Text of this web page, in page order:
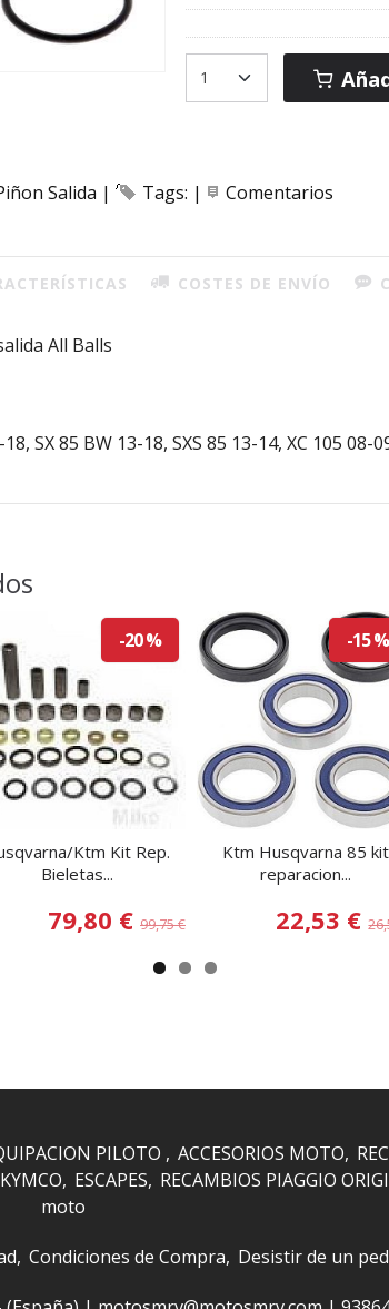
Salida | Tags: | Comentarios
COSTES DE ENVÍO
All Balls
SX 85 BW 13-18, SXS 85 13-14, XC 105 08-
-20 %
Ktm Kit Rep.
Bieletas...
79,80 € 99,75 €
-15 %
Ktm Husqvarna 85 kit
reparacion...
22,53 €
PILOTO ACCESORIOS MOTO
KYMCO ESCAPES RECAMBIOS PIAGGIO
moto
Condiciones de Compra Desistir de un